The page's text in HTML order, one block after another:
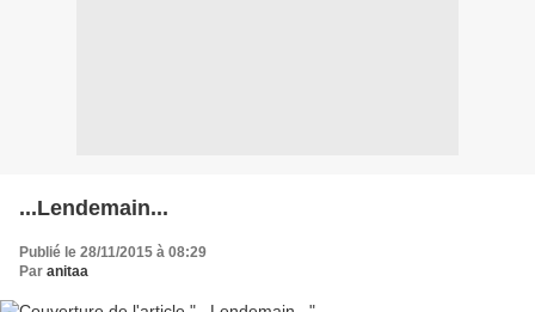
...Lendemain...
Publié le 28/11/2015 à 08:29
Par anitaa